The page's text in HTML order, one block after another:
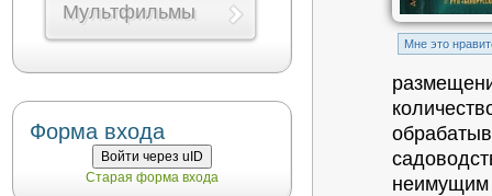
Mне это
неимущим
Мультфильмы
Форма входа
Войти через uID
Старая форма входа